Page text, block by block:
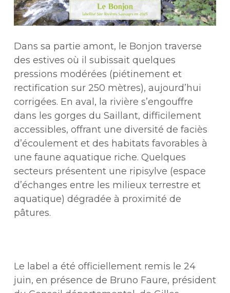
Dans sa partie amont, le Bonjon traverse
des estives où il subissait quelques
pressions modérées (piétinement et
rectification sur 250 mètres), aujourd’hui
corrigées. En aval, la rivière s’engouffre
dans les gorges du Saillant, difficilement
accessibles, offrant une diversité de faciès
d’écoulement et des habitats favorables à
une faune aquatique riche. Quelques
secteurs présentent une ripisylve (espace
d’échanges entre les milieux terrestre et
aquatique) dégradée à proximité de
pâtures.
Le label a été officiellement remis le 24
juin, en présence de Bruno Faure, président